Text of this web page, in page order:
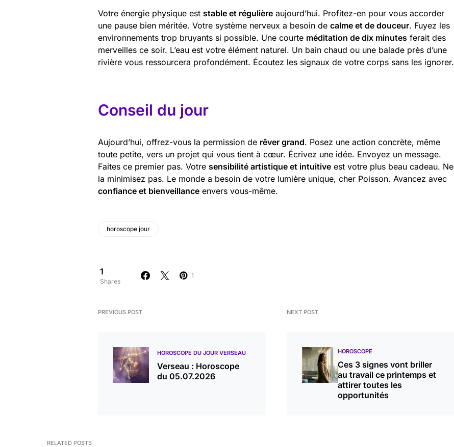
Votre énergie physique est stable et régulière aujourd’hui. Profitez-en pour vous accorder
une pause bien méritée. Votre système nerveux a besoin de calme et de douceur. Fuyez les
environnements trop bruyants si possible. Une courte méditation de dix minutes ferait des
merveilles ce soir. L’eau est votre élément naturel. Un bain chaud ou une balade près d’une
rivière vous ressourcera profondément. Écoutez les signaux de votre corps sans les ignorer.
Conseil du jour
Aujourd’hui, offrez-vous la permission de rêver grand. Posez une action concrète, même
toute petite, vers un projet qui vous tient à cœur. Écrivez une idée. Envoyez un message.
Faites ce premier pas. Votre sensibilité artistique et intuitive est votre plus beau cadeau. Ne
la minimisez pas. Le monde a besoin de votre lumière unique, cher Poisson. Avancez avec
confiance et bienveillance envers vous-même.
horoscope jour
1
Shares
1
PREVIOUS POST
HOROSCOPE DU JOUR VERSEAU
Verseau : Horoscope
du 05.07.2026
NEXT POST
HOROSCOPE
Ces 3 signes vont briller
au travail ce printemps et
attirer toutes les
opportunités
RELATED POSTS